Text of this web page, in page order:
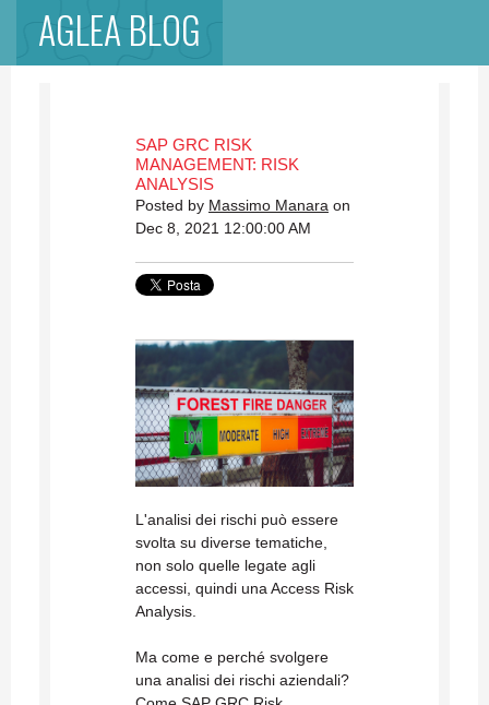
AGLEA BLOG
SAP GRC RISK
MANAGEMENT: RISK
ANALYSIS
Posted by Massimo Manara on
Dec 8, 2021 12:00:00 AM
L'analisi dei rischi può essere
svolta su diverse tematiche,
non solo quelle legate agli
accessi, quindi una Access Risk
Analysis.
Ma come e perché svolgere
una analisi dei rischi aziendali?